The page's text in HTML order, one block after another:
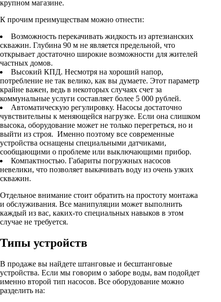
крупном магазине.
К прочим преимуществам можно отнести:
Возможность перекачивать жидкость из артезианских
скважин. Глубина 90 м не является предельной, что
открывает достаточно широкие возможности для жителей
частных домов.
Высокий КПД. Несмотря на хороший напор,
потребление не так велико, как вы думаете. Этот параметр
крайне важен, ведь в некоторых случаях счет за
коммунальные услуги составляет более 5 000 рублей.
Автоматическую регулировку. Насосы достаточно
чувствительны к меняющейся нагрузке. Если она слишком
высока, оборудование может не только перегреться, но и
выйти из строя. Именно поэтому все современные
устройства оснащены специальными датчиками,
сообщающими о проблеме или выключающими прибор.
Компактностью. Габариты погружных насосов
невелики, что позволяет выкачивать воду из очень узких
скважин.
Отдельное внимание стоит обратить на простоту монтажа
и обслуживания. Все манипуляции может выполнить
каждый из вас, каких-то специальных навыков в этом
случае не требуется.
Типы устройств
В продаже вы найдете штанговые и бесштанговые
устройства. Если мы говорим о заборе воды, вам подойдет
именно второй тип насосов. Все оборудование можно
разделить на:
Гофрированные трубы и манжеты для унитаза
Сифоны
Развернуть(2)
Смесители и комплектующие
Россинка-ТВК
Смесители для ванной комнаты
Смесители для кухни
Унитазы. писсуары. биде
Биде
Комплектующие для унитазов и инсталляциий
Писсуары
Развернуть(1)
Изоляция для труб
Прокладки (Фум. лен. нить) и комплектующие